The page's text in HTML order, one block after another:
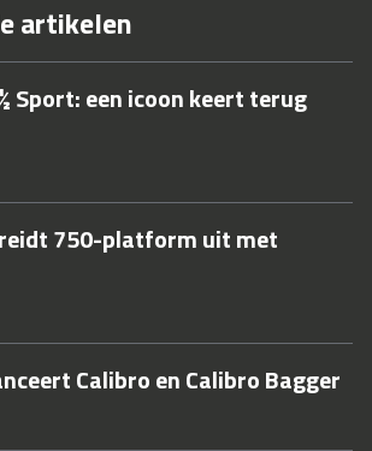
artikelen
Sport: een icoon keert terug
750-platform uit met
Calibro en Calibro Bagger